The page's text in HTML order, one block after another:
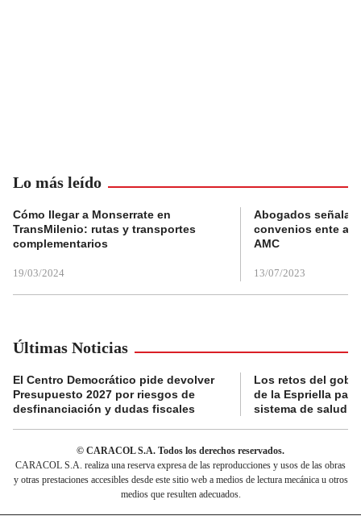
Lo más leído
Cómo llegar a Monserrate en
TransMilenio: rutas y transportes
complementarios
19/03/2024
Abogados
convenios ente
AMC
13/07/2023
Últimas Noticias
El Centro Democrático pide devolver
Presupuesto 2027 por riesgos de
desfinanciación y dudas fiscales
Los retos del
de la Espriella
sistema de salud
© CARACOL S.A. Todos los derechos reservados.
CARACOL S.A. realiza una reserva expresa de las reproducciones y usos de las obras
y otras prestaciones accesibles desde este sitio web a medios de lectura mecánica u otros
medios que resulten adecuados.